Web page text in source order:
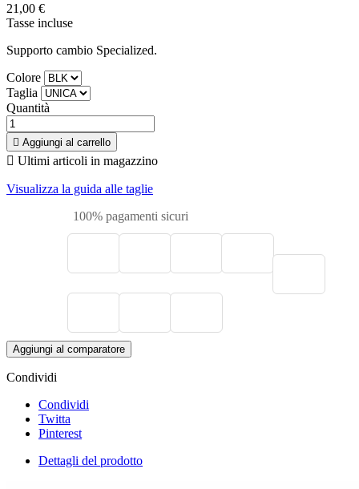
21,00 €
Tasse incluse
Supporto cambio Specialized.
Colore
Taglia
Quantità
 Aggiungi al carrello
 Ultimi articoli in magazzino
Visualizza la guida alle taglie
100% pagamenti sicuri
Aggiungi al comparatore
Condividi
Condividi
Twitta
Pinterest
Dettagli del prodotto